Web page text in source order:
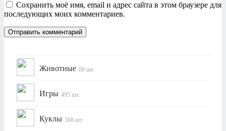
Сохранить моё имя, email и адрес сайта в этом браузере для
последующих моих комментариев.
Животные 69 шт.
Игры 495 шт.
Куклы 568 шт.